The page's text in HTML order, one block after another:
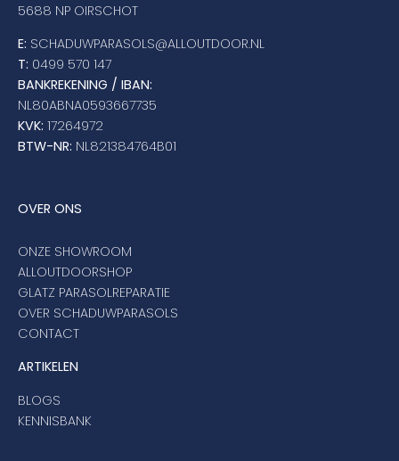
5688 NP OIRSCHOT
E: SCHADUWPARASOLS@ALLOUTDOOR.NL
T: 0499 570 147
BANKREKENING / IBAN:
NL80ABNA0593667735
KVK: 17264972
BTW-NR: NL821384764B01
OVER ONS
ONZE SHOWROOM
ALLOUTDOORSHOP
GLATZ PARASOLREPARATIE
OVER SCHADUWPARASOLS
CONTACT
ARTIKELEN
BLOGS
KENNISBANK